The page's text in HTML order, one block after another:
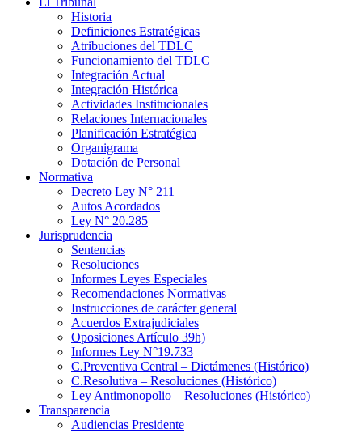
Historia
Definiciones Estratégicas
Atribuciones del TDLC
Funcionamiento del TDLC
Integración Actual
Integración Histórica
Actividades Institucionales
Relaciones Internacionales
Planificación Estratégica
Organigrama
Dotación de Personal
Normativa
Decreto Ley N° 211
Autos Acordados
Ley N° 20.285
Jurisprudencia
Sentencias
Resoluciones
Informes Leyes Especiales
Recomendaciones Normativas
Instrucciones de carácter general
Acuerdos Extrajudiciales
Oposiciones Artículo 39h)
Informes Ley N°19.733
C.Preventiva Central – Dictámenes (Histórico)
C.Resolutiva – Resoluciones (Histórico)
Ley Antimonopolio – Resoluciones (Histórico)
Transparencia
Audiencias Presidente